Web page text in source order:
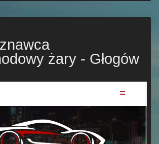
żary - Głogów